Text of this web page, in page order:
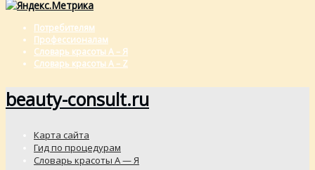
Потребителям
Профессионалам
Словарь красоты А – Я
Словарь красоты A – Z
beauty-consult.ru
Карта сайта
Гид по процедурам
Словарь красоты А — Я